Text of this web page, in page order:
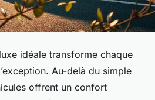
idéale transforme chaque
Au-delà du simple
offrent un confort